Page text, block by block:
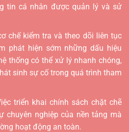
tin cá nhân được quản lý và sử
chế kiểm tra và theo dõi liên tục
phát hiện sớm những dấu hiệu
thống có thể xử lý nhanh chóng,
sinh sự cố trong quá trình tham
triển khai chính sách chặt chẽ
chuyên nghiệp của nền tảng mà
hoạt động an toàn.